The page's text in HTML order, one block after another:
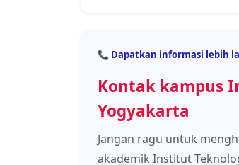
📞 Dapatkan informasi lebih
Kontak kampus
Yogyakarta
Jangan ragu untuk
akademik Institut